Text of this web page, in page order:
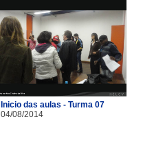
Inicio das aulas - Turma 07
04/08/2014